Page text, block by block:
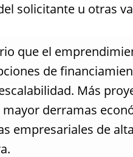
solicitante u otras
que el
de
Más
derramas
empresariales de